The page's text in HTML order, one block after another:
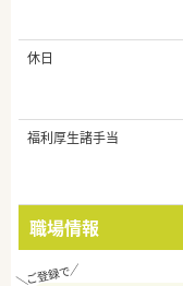
休日
福利厚生諸手当
職場情報